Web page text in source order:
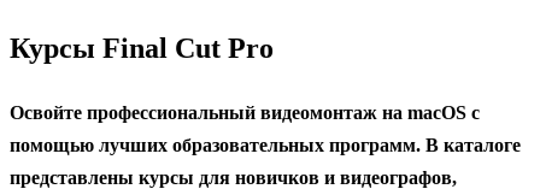
Курсы Final Cut Pro
Освойте профессиональный видеомонтаж на macOS с
помощью лучших образовательных программ. В каталоге
представлены курсы для новичков и видеографов,